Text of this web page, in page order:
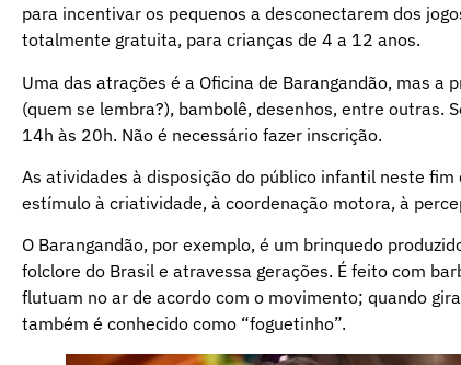
para incentivar os pequenos a desconectarem dos
totalmente gratuita, para crianças de 4 a 12 anos.
Uma das atrações é a Oficina de Barangandão, mas
(quem se lembra?), bambolê, desenhos, entre outras.
14h às 20h. Não é necessário fazer inscrição.
As atividades à disposição do público infantil neste
estímulo à criatividade, à coordenação motora, à
O Barangandão, por exemplo, é um brinquedo
folclore do Brasil e atravessa gerações. É feito com
flutuam no ar de acordo com o movimento; quando
também é conhecido como “foguetinho”.